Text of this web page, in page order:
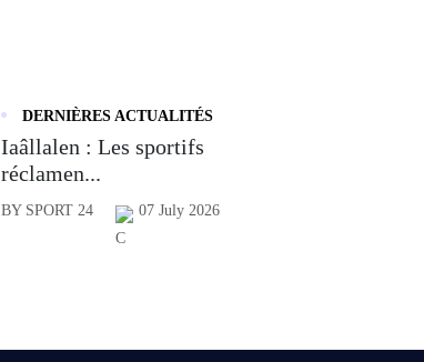
DERNIÈRES ACTUALITÉS
Iaâllalen : Les sportifs
réclamen...
BY SPORT 24 07 July 2026